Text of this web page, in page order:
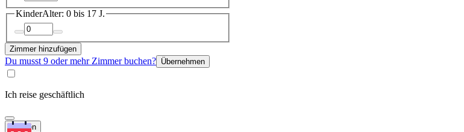
KinderAlter: 0 bis 17 J.
Zimmer hinzufügen
Du musst 9 oder mehr Zimmer buchen? Übernehmen
Ich reise geschäftlich
Suchen